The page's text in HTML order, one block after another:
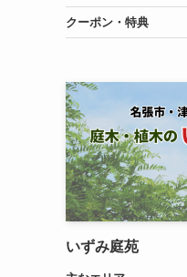
クーポン・特典
いずみ庭苑